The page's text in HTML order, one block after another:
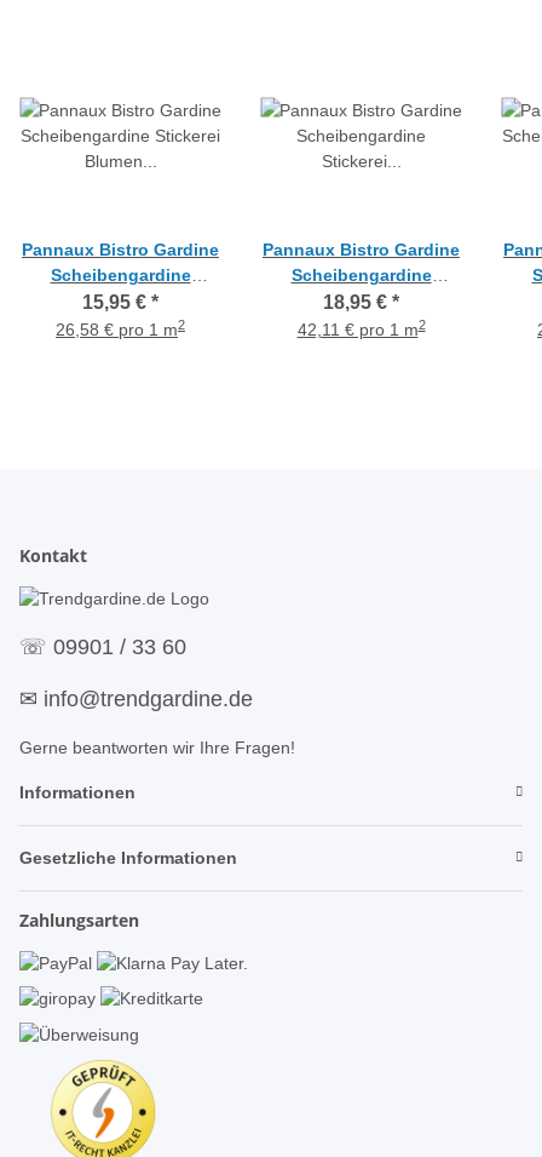
Pannaux Bistro Gardine
Scheibengardine
Stickerei Blumen creme
H 60 cm, Meterware
15,95 € *
26,58 € pro 1 m2
Pannaux Bistro Gardine
Scheibengardine
Stickerei Bäume natur H
45 cm, Meterware
18,95 € *
42,11 € pro 1 m2
Kontakt
☏ 09901 / 33 60
✉ info@trendgardine.de
Gerne beantworten wir Ihre Fragen!
Informationen
Gesetzliche Informationen
Zahlungsarten